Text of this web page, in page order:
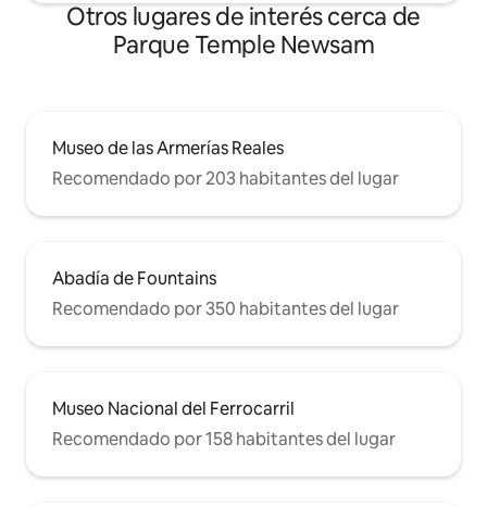
Otros lugares de interés cerca de
Parque Temple Newsam
Museo de las Armerías Reales
Recomendado por 203 habitantes del lugar
Abadía de Fountains
Recomendado por 350 habitantes del lugar
Museo Nacional del Ferrocarril
Recomendado por 158 habitantes del lugar